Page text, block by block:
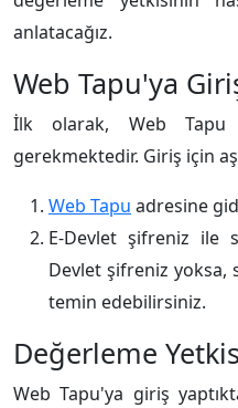
anlatacağız.
Web Tapu'ya
İlk olarak, Web Tapu
gerekmektedir. Giriş için
Web Tapu adresine
E-Devlet şifreniz ile
Devlet şifreniz yoksa,
temin edebilirsiniz.
Değerleme
Web Tapu'ya giriş